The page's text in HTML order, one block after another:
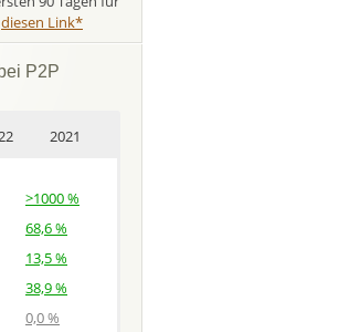
diesen Link*
P2P
2021
>1000 %
68,6 %
13,5 %
38,9 %
0,0 %